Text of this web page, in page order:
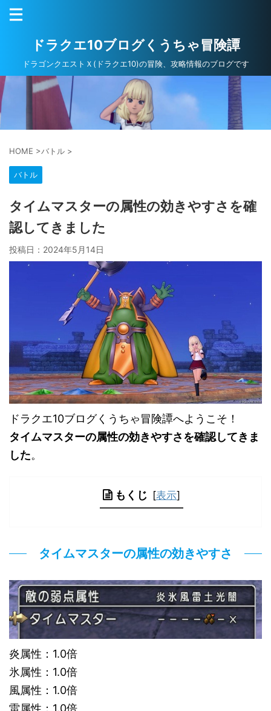
ドラクエ10ブログくうちゃ冒険譚
ドラゴンクエストＸ(ドラクエ10)の冒険、攻略情報のブログです
HOME >バトル >
バトル
タイムマスターの属性の効きやすさを確
認してきました
投稿日： 2024年5月14日
ドラクエ10ブログくうちゃ冒険譚へようこそ！
タイムマスターの属性の効きやすさを確認してきま
した。
もくじ [表示]
タイムマスターの属性の効きやすさ
炎属性：1.0倍
氷属性：1.0倍
風属性：1.0倍
雷属性：1.0倍